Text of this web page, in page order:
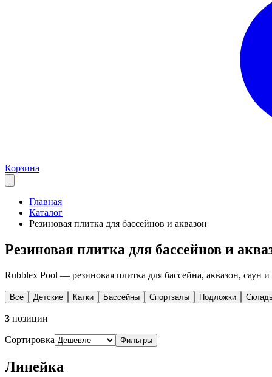
Корзина
Главная
Каталог
Резиновая плитка для бассейнов и аквазон
Резиновая плитка для бассейнов и
Rubblex Pool — резиновая плитка для бассейна, аквазон, саун
Все Детские Катки Бассейны Спортзалы Подложки
3 позиции
Сортировка Фильтры
Линейка